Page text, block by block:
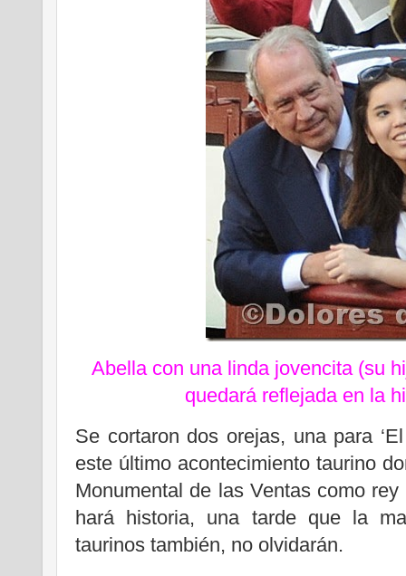
Abella con una linda jovencita (su
quedará reflejada en la
Se cortaron dos orejas, una para
este último acontecimiento taurino
Monumental de las Ventas como
hará historia, una tarde que la
taurinos también, no olvidarán.